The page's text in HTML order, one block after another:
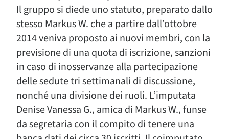
Il gruppo si diede uno statuto, preparato dallo
stesso Markus W. che a partire dall’ottobre
2014 veniva proposto ai nuovi membri, con la
previsione di una quota di iscrizione, sanzioni
in caso di inosservanze alla partecipazione
delle sedute tri settimanali di discussione,
nonché una divisione dei ruoli. L’imputata
Denise Vanessa G., amica di Markus W., funse
da segretaria con il compito di tenere una